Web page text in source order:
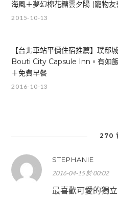
海風＋夢幻棉花糖雲夕陽 (寵物友
2015-10-13
【台北車站平價住宿推薦】璞邸
Bouti City Capsule Inn。有如
＋免費早餐
2016-10-13
270
STEPHANIE
2016-04-15 於 00:02
最喜歡可愛的獨